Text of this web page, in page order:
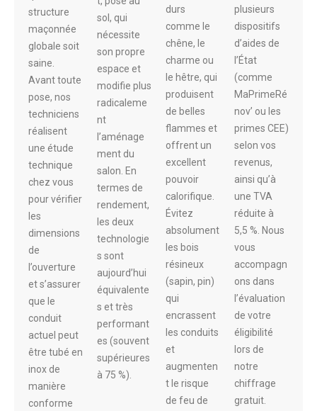
structure
maçonnée
globale soit
saine.
Avant toute
pose, nos
techniciens
réalisent
une étude
technique
chez vous
pour vérifier
les
dimensions
de
l’ouverture
et s’assurer
que le
conduit
actuel peut
être tubé en
inox de
manière
conforme
sol, qui
nécessite
son propre
espace et
modifie plus
radicaleme
nt
l’aménage
ment du
salon. En
termes de
rendement,
les deux
technologie
s sont
aujourd’hui
équivalente
s et très
performant
es (souvent
supérieures
à 75 %).
durs
comme le
chêne, le
charme ou
le hêtre, qui
produisent
de belles
flammes et
offrent un
excellent
pouvoir
calorifique.
Évitez
absolument
les bois
résineux
(sapin, pin)
qui
encrassent
les conduits
et
augmenten
t le risque
de feu de
plusieurs
dispositifs
d’aides de
l’État
(comme
MaPrimeRé
nov’ ou les
primes CEE)
selon vos
revenus,
ainsi qu’à
une TVA
réduite à
5,5 %. Nous
vous
accompagn
ons dans
l’évaluation
de votre
éligibilité
lors de
notre
chiffrage
gratuit.